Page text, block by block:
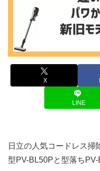
X
LINE
日立の人気コードレス掃
型PV-BL50Pと型落ち